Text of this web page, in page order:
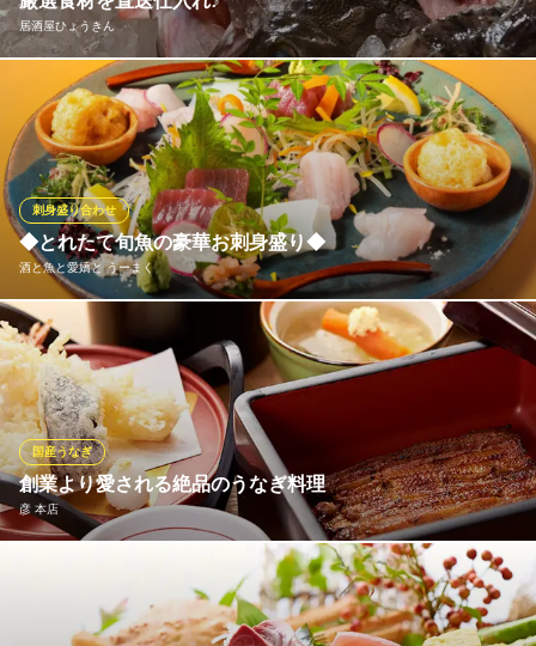
ゆいレール牧志駅 徒歩8分
沖縄県那覇市牧志3-2-48-4 牧志下町屋台村
居酒屋ひょうきん
店主目利きの厳選鮮魚を全国各地から直送で仕入れております♪
その日の魚がその日のうちにおいしく頂けます！！！ 旬のお魚を
ぜひご堪能ください！！
居酒屋ひょうきん
旨い魚と旨い酒
ゆいレール旭橋駅 徒歩5分
沖縄県那覇市泉崎1-17-17 1F
◆とれたて旬魚の豪華お刺身盛り◆
酒と魚と愛嬌と うーまく
刺身盛り合わせ
当店にご来店の際、まずお召し上がりいただきたいのが 沖縄県産
の鮮魚を贅沢に使用した「鮮魚盛り合わせ」です。 ２人前１００
０円という大変リーズナブルな価格からご提供。 とれたての旬の
味覚が織りなす濃厚な旨味と上品な甘みを心ゆくまでご堪能いた
だける、美食を知る大人も大満足の至高の逸品です。
酒と魚と愛嬌と うーまく
海鮮居酒屋
創業より愛される絶品のうなぎ料理
彦 本店
国産うなぎ
国産にこだわって仕入れるうなぎは、金武町の無投薬うなぎや九
州産のものを使用しております。創業当時より多くの方に愛され
るうなぎ料理を、存分に味わっていただける『うな膳』。ふっく